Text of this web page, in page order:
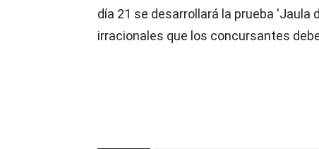
día 21 se desarrollará la prueba
irracionales que los concursantes